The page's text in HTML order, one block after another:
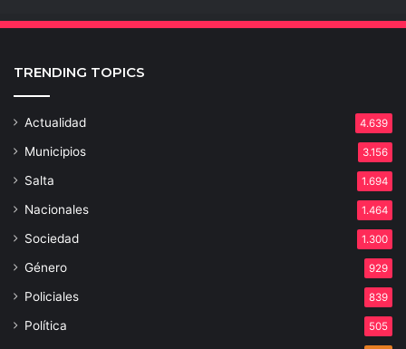
TRENDING TOPICS
Actualidad 4.639
Municipios 3.156
Salta 1.694
Nacionales 1.464
Sociedad 1.300
Género 929
Policiales 839
Política 505